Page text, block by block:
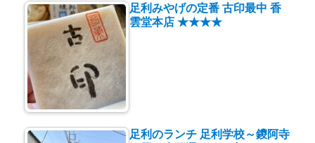
足利みやげの定番 古印最中 香
雲堂本店 ★★★★
足利のランチ 足利学校～鑁阿寺